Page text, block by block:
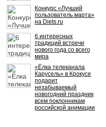
Конкурс «Лучший
пользователь марта»
на Diets.ru
6 интересных
традиций встречи
нового года со всего
мира
«Ёлка телеканала
Карусель» в Крокусе
подарит
незабываемый
новогодний праздник
всем поклонникам
российской анимации